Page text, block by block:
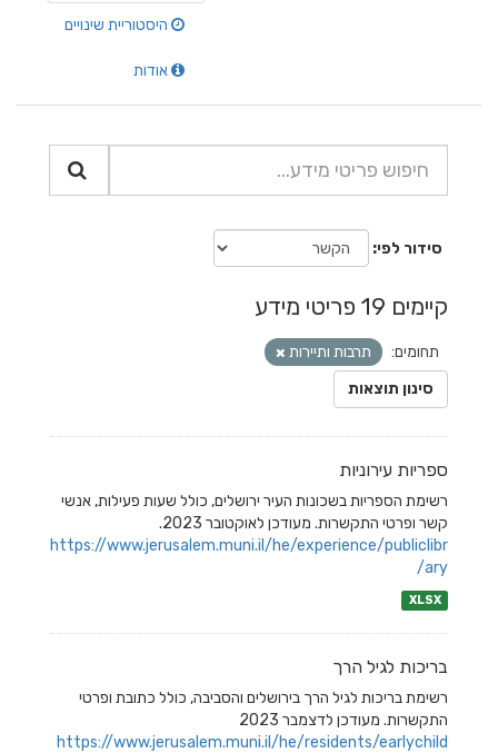
היסטוריית שינויים
אודות
סידור לפי
קיימים 19 פריטי מידע
תחומים:
תרבות ותיירות
סינון תוצאות
ספריות עירוניות
רשימת הספריות בשכונות העיר ירושלים, כולל שעות פעילות, אנשי
קשר ופרטי התקשרות. מעודכן לאוקטובר 2023.
https://www.jerusalem.muni.il/he/experience/publiclibr
ary/
XLSX
בריכות לגיל הרך
רשימת בריכות לגיל הרך בירושלים והסביבה, כולל כתובת ופרטי
התקשרות. מעודכן לדצמבר 2023
https://www.jerusalem.muni.il/he/residents/earlychild